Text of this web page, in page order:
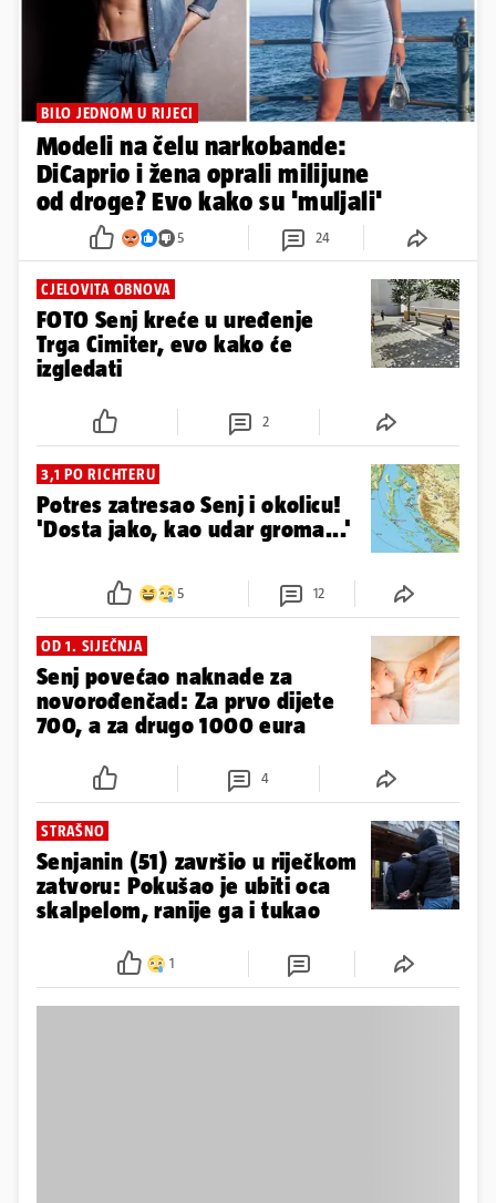
BILO JEDNOM U RIJECI
Modeli na čelu narkobande:
DiCaprio i žena oprali milijune
od droge? Evo kako su 'muljali'
5 24
CJELOVITA OBNOVA
FOTO Senj kreće u uređenje
Trga Cimiter, evo kako će
izgledati
2
3,1 PO RICHTERU
Potres zatresao Senj i okolicu!
'Dosta jako, kao udar groma...'
5 12
OD 1. SIJEČNJA
Senj povećao naknade za
novorođenčad: Za prvo dijete
700, a za drugo 1000 eura
4
STRAŠNO
Senjanin (51) završio u riječkom
zatvoru: Pokušao je ubiti oca
skalpelom, ranije ga i tukao
1